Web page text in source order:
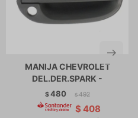
MANIJA CHEVROLET
DEL.DER.SPARK -
$480 $ 492
$ 408